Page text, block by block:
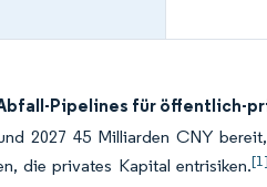
Pipelines für öffentlich-
2027 45 Milliarden CNY
die privates Kapital entrisiken.[1]